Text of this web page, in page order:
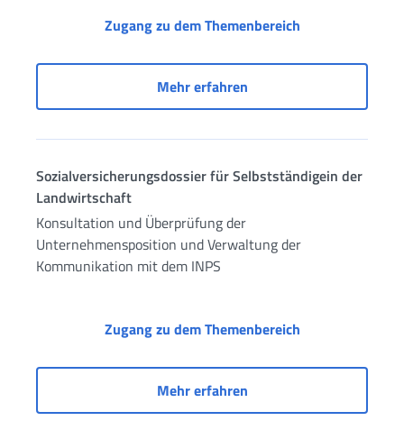
Zugang zu dem Themenbereich
Mehr erfahren
Sozialversicherungsdossier für Selbstständigein der
Landwirtschaft
Konsultation und Überprüfung der
Unternehmensposition und Verwaltung der
Kommunikation mit dem INPS
Zugang zu dem Themenbereich
Mehr erfahren